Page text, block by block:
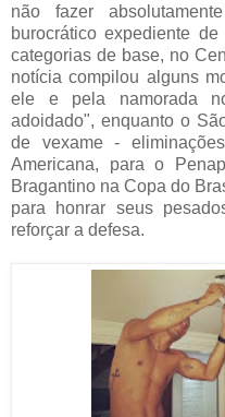
não fazer
burocrático expediente
categorias de base, no
notícia compilou alguns
ele e pela namorada
adoidado", enquanto o
de vexame -
Americana, para o
Bragantino na Copa do
para honrar seus
reforçar a defesa.